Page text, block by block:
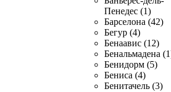
Пенедес (1)
Барселона (42)
Бегур (4)
Бенаавис (12)
Бенальмадена
Бенидорм (5)
Бениса (4)
Бенитачель (3)